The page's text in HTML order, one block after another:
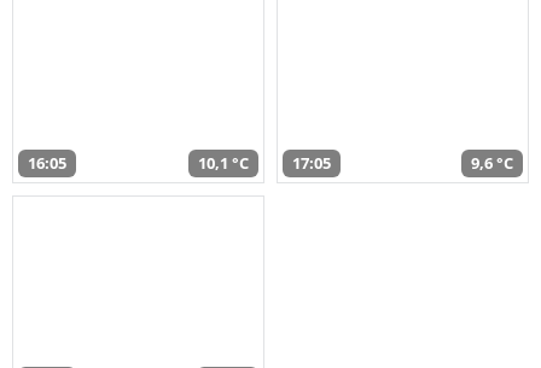
16:05 10,1 °C 17:05 9,6 °C